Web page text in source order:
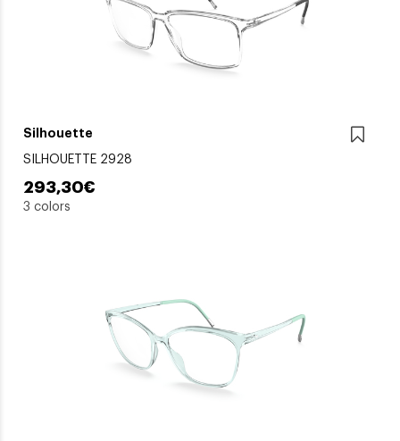
Silhouette
SILHOUETTE 2928
293,30€
3 colors